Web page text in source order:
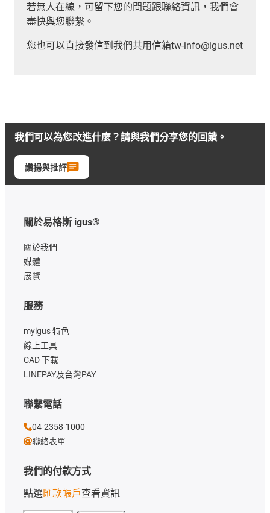
若無人在線，可留下您的問題跟聯絡資訊，我們會
盡快與您聯繫。
您也可以直接發信到我們共用信箱tw-info@igus.net
我們可以為您改進什麼？請與我們分享您的回饋。
讚揚與批評
關於易格斯 igus®
關於我們
媒體
展覽
我們的付款方式
點選匯款帳戶查看資訊
服務
myigus 特色
線上工具
CAD 下載
LINEPAY及台灣PAY
聯繫電話
04-2358-1000
聯絡表單